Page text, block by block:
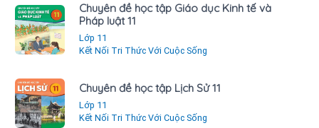
Chuyên đề học tập Giáo dục Kinh tế và
Pháp luật 11
Lớp 11
Kết Nối Tri Thức Với Cuộc Sống
Chuyên đề học tập Lịch Sử 11
Lớp 11
Kết Nối Tri Thức Với Cuộc Sống